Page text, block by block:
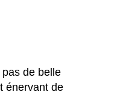
de belle
énervant de